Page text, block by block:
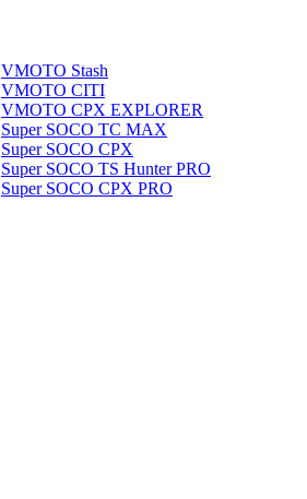
VMOTO Stash
VMOTO CITI
VMOTO CPX EXPLORER
Super SOCO TC MAX
Super SOCO CPX
Super SOCO TS Hunter PRO
Super SOCO CPX PRO